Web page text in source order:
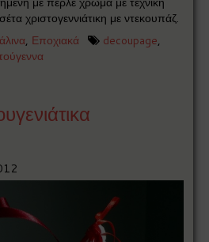
χριστογεννιάτικη με ντεκουπάζ.
, Εποχιακά decoupage,